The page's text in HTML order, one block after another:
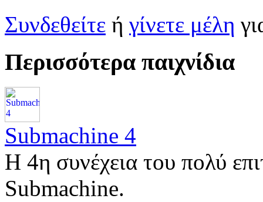
Συνδεθείτε ή γίνετε μέλη
Περισσότερα παιχνίδια
Submachine 4
Η 4η συνέχεια του πολύ
Submachine.